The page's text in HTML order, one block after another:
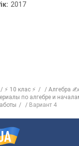
2017
⚡ 10 клас ⚡
Алгебра ✍
по алгебре и
Вариант 4